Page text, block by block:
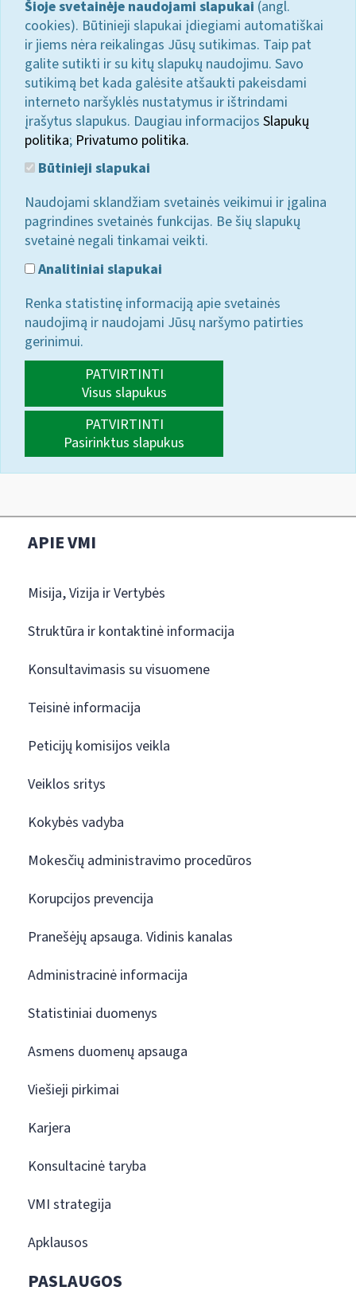
Šioje svetainėje naudojami slapukai (angl.
cookies). Būtinieji slapukai įdiegiami automatiškai
ir jiems nėra reikalingas Jūsų sutikimas. Taip pat
galite sutikti ir su kitų slapukų naudojimu. Savo
sutikimą bet kada galėsite atšaukti pakeisdami
interneto naršyklės nustatymus ir ištrindami
įrašytus slapukus. Daugiau informacijos Slapukų
politika; Privatumo politika.
Būtinieji slapukai
Naudojami sklandžiam svetainės veikimui ir įgalina
pagrindines svetainės funkcijas. Be šių slapukų
svetainė negali tinkamai veikti.
Analitiniai slapukai
Renka statistinę informaciją apie svetainės
naudojimą ir naudojami Jūsų naršymo patirties
gerinimui.
PATVIRTINTI
Visus slapukus
PATVIRTINTI
Pasirinktus slapukus
APIE VMI
Misija, Vizija ir Vertybės
Struktūra ir kontaktinė informacija
Konsultavimasis su visuomene
Teisinė informacija
Peticijų komisijos veikla
Veiklos sritys
Kokybės vadyba
Mokesčių administravimo procedūros
Korupcijos prevencija
Pranešėjų apsauga. Vidinis kanalas
Administracinė informacija
Statistiniai duomenys
Asmens duomenų apsauga
Viešieji pirkimai
Karjera
Konsultacinė taryba
VMI strategija
Apklausos
PASLAUGOS